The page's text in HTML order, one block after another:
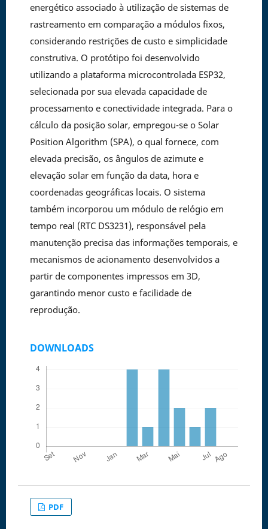
energético associado à utilização de sistemas de
rastreamento em comparação a módulos fixos,
considerando restrições de custo e simplicidade
construtiva. O protótipo foi desenvolvido
utilizando a plataforma microcontrolada ESP32,
selecionada por sua elevada capacidade de
processamento e conectividade integrada. Para o
cálculo da posição solar, empregou-se o Solar
Position Algorithm (SPA), o qual fornece, com
elevada precisão, os ângulos de azimute e
elevação solar em função da data, hora e
coordenadas geográficas locais. O sistema
também incorporou um módulo de relógio em
tempo real (RTC DS3231), responsável pela
manutenção precisa das informações temporais, e
mecanismos de acionamento desenvolvidos a
partir de componentes impressos em 3D,
garantindo menor custo e facilidade de
reprodução.
DOWNLOADS
PDF